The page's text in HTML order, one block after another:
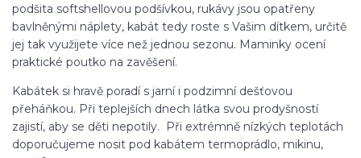
podšita softshellovou podšívkou, rukávy jsou opatřeny
bavlněnými náplety, kabát tedy roste s Vašim dítkem, určitě
jej tak využijete více než jednou sezonu. Maminky ocení
praktické poutko na zavěšení.
Kabátek si hravě poradí s jarní i podzimní dešťovou
přeháňkou. Při teplejších dnech látka svou prodyšností
zajistí, aby se děti nepotily. Při extrémně nízkých teplotách
doporučujeme nosit pod kabátem termoprádlo, mikinu,